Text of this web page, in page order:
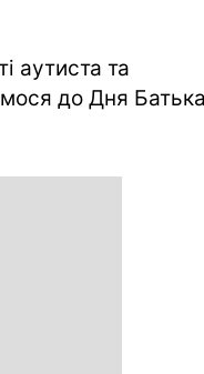
аутиста та
до Дня